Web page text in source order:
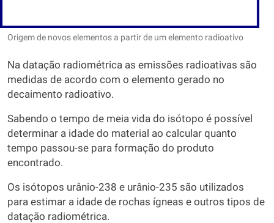
Origem de novos elementos a partir de um elemento radioativo
Na datação radiométrica as emissões radioativas são
medidas de acordo com o elemento gerado no
decaimento radioativo.
Sabendo o tempo de meia vida do isótopo é possível
determinar a idade do material ao calcular quanto
tempo passou-se para formação do produto
encontrado.
Os isótopos urânio-238 e urânio-235 são utilizados
para estimar a idade de rochas ígneas e outros tipos de
datação radiométrica.